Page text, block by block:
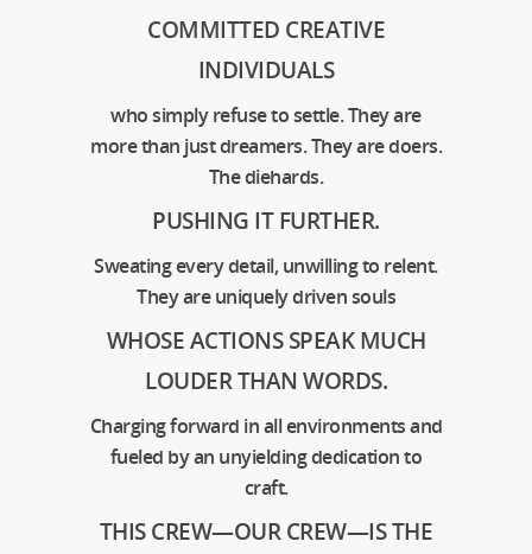
COMMITTED CREATIVE
INDIVIDUALS
who simply refuse to settle. They are
more than just dreamers. They are doers.
The diehards.
PUSHING IT FURTHER.
Sweating every detail, unwilling to relent.
They are uniquely driven souls
WHOSE ACTIONS SPEAK MUCH
LOUDER THAN WORDS.
Charging forward in all environments and
fueled by an unyielding dedication to
craft.
THIS CREW—OUR CREW—IS THE